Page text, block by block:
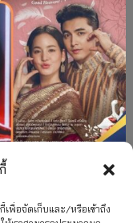
เพื่อจัดเก็บและ/หรือเข้าถึง
” กวาดรางวัล